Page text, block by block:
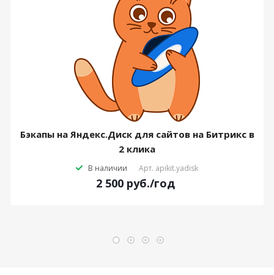
Бэкапы на Яндекс.Диск для сайтов на Битрикс в
2 клика
В наличии Арт. apikit.yadisk
2 500 руб./год